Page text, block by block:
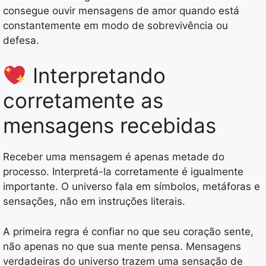
consegue ouvir mensagens de amor quando está
constantemente em modo de sobrevivência ou
defesa.
Interpretando
corretamente as
mensagens recebidas
Receber uma mensagem é apenas metade do
processo. Interpretá-la corretamente é igualmente
importante. O universo fala em símbolos, metáforas e
sensações, não em instruções literais.
A primeira regra é confiar no que seu coração sente,
não apenas no que sua mente pensa. Mensagens
verdadeiras do universo trazem uma sensação de